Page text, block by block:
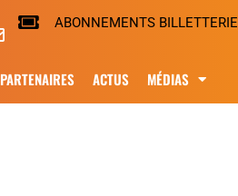
ABONNEMENTS BILLETTERIE
PARTENAIRES ACTUS MÉDIAS